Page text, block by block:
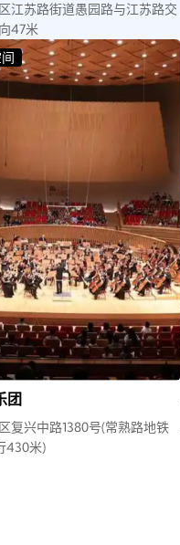
江苏路街道愚园路与江苏路交
47米
团
复兴中路1380号(常熟路地铁
430米)